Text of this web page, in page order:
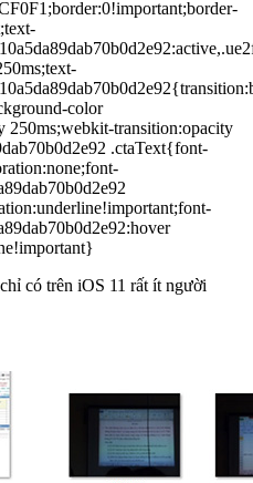
color
250ms;webkit-transition:opacity
.ctaText{font-
có trên iOS 11 rất ít người